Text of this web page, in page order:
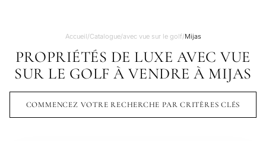
Accueil/Catalogue/avec vue sur le golf/Mijas
PROPRIÉTÉS DE LUXE AVEC VUE
SUR LE GOLF À VENDRE À MIJAS
COMMENCEZ VOTRE RECHERCHE PAR CRITÈRES CLÉS